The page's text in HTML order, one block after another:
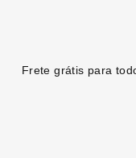
Frete grátis para